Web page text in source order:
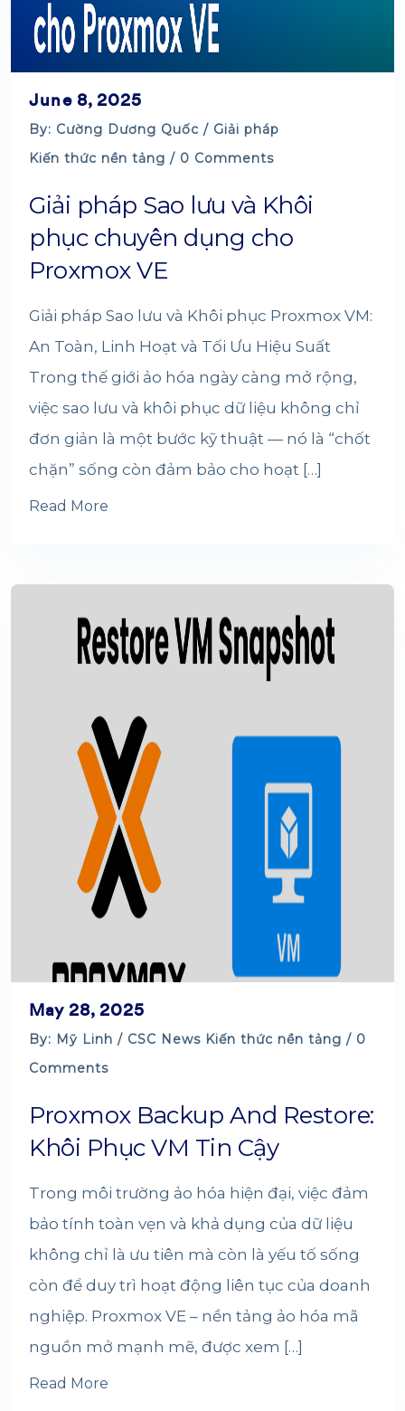
June 8, 2025
By: Cường Dương Quốc / Giải pháp
Kiến thức nền tảng / 0 Comments
Giải pháp Sao lưu và Khôi
phục chuyên dụng cho
Proxmox VE
Giải pháp Sao lưu và Khôi phục Proxmox VM:
An Toàn, Linh Hoạt và Tối Ưu Hiệu Suất
Trong thế giới ảo hóa ngày càng mở rộng,
việc sao lưu và khôi phục dữ liệu không chỉ
đơn giản là một bước kỹ thuật — nó là “chốt
chặn” sống còn đảm bảo cho hoạt […]
Read More
May 28, 2025
By: Mỹ Linh / CSC News Kiến thức nền tảng / 0
Comments
Proxmox Backup And Restore:
Khôi Phục VM Tin Cậy
Trong môi trường ảo hóa hiện đại, việc đảm
bảo tính toàn vẹn và khả dụng của dữ liệu
không chỉ là ưu tiên mà còn là yếu tố sống
còn để duy trì hoạt động liên tục của doanh
nghiệp. Proxmox VE – nền tảng ảo hóa mã
nguồn mở mạnh mẽ, được xem […]
Read More